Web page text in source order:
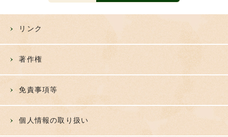
リンク
著作権
免責事項等
個人情報の取り扱い